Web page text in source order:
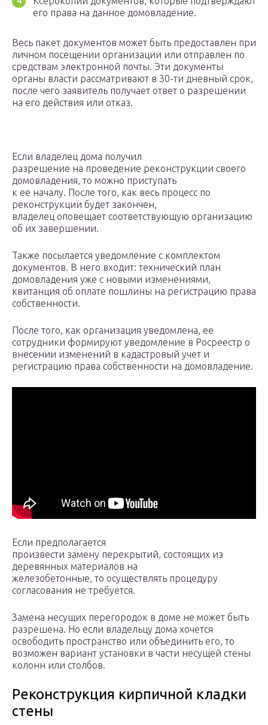
его права на данное домовладение.
Весь пакет документов может быть предоставлен при
личном посещении организации или отправлен по
средствам электронной почты. Эти документы
органы власти рассматривают в 30-ти дневный срок,
после чего заявитель получает ответ о разрешении
на его действия или отказ.
Если владелец дома получил
разрешение на проведение реконструкции своего
домовладения, то можно приступать
к ее началу. После того, как весь процесс по
реконструкции будет закончен,
владелец оповещает соответствующую организацию
об их завершении.
Также посылается уведомление с комплектом
документов. В него входит: технический план
домовладения уже с новыми изменениями,
квитанция об оплате пошлины на регистрацию права
собственности.
После того, как организация уведомлена, ее
сотрудники формируют уведомление в Росреестр о
внесении изменений в кадастровый учет и
регистрацию права собственности на домовладение.
Если предполагается
произвести замену перекрытий, состоящих из
деревянных материалов на
железобетонные, то осуществлять процедуру
согласования не требуется.
Замена несущих перегородок в доме не может быть
разрешена. Но если владельцу дома хочется
освободить пространство или объединить его, то
возможен вариант установки в части несущей стены
колонн или столбов.
Реконструкция кирпичной кладки
стены